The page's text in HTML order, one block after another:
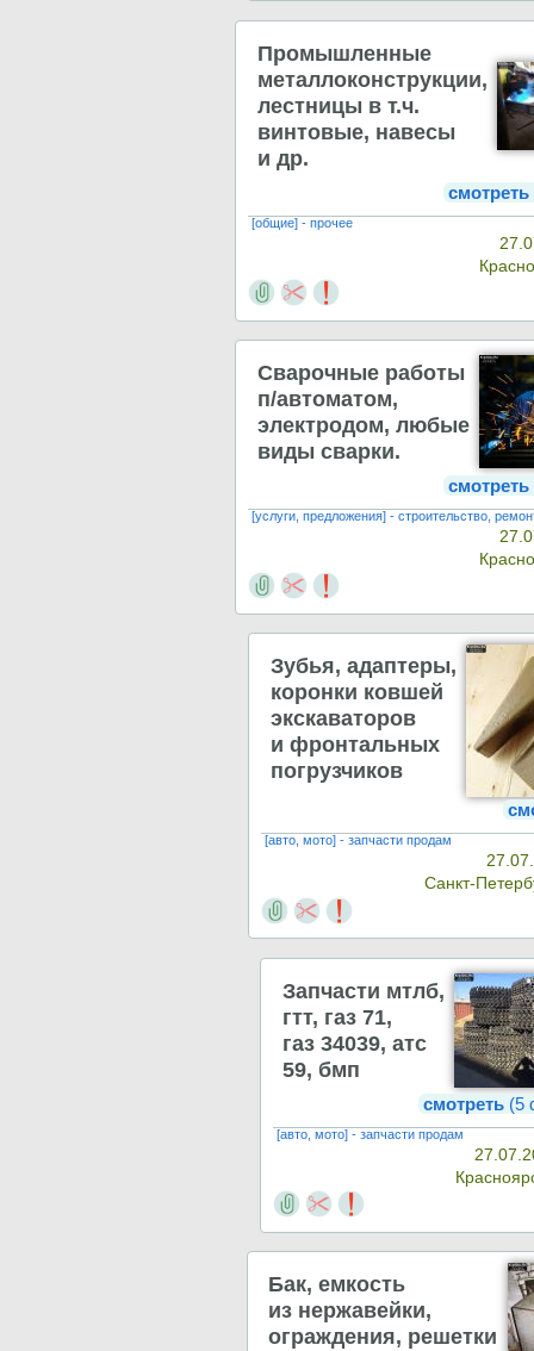
Промышленные
металлоконструкции,
лестницы в т.ч.
винтовые, навесы
и др.
смотреть
[общие] - прочее
Сварочные работы
п/автоматом,
электродом, любые
виды сварки.
смотреть
[услуги, предложения] - строительство,
Зубья, адаптеры,
коронки ковшей
экскаваторов
и фронтальных
погрузчиков
[авто, мото] - запчасти продам
Санкт-
Запчасти мтлб,
гтт, газ 71,
газ 34039, атс
59, бмп
смотреть(5
[авто, мото] - запчасти продам
Бак, емкость
из нержавейки,
ограждения, решетки